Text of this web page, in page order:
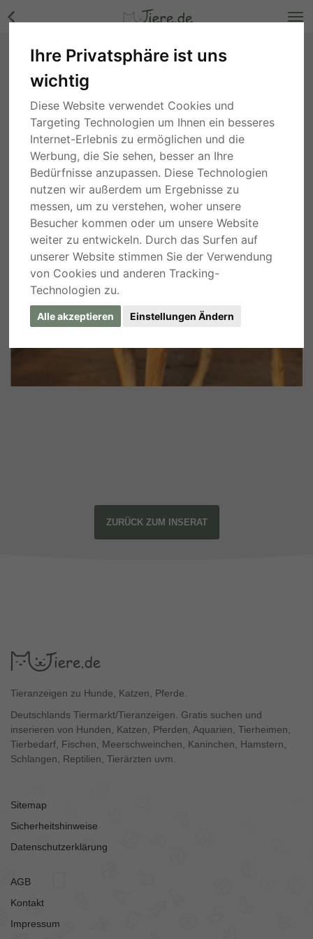
Ihre Privatsphäre ist uns
wichtig
Diese Website verwendet Cookies und
Targeting Technologien um Ihnen ein besseres
Internet-Erlebnis zu ermöglichen und die
Werbung, die Sie sehen, besser an Ihre
Bedürfnisse anzupassen. Diese Technologien
nutzen wir außerdem um Ergebnisse zu
messen, um zu verstehen, woher unsere
Besucher kommen oder um unsere Website
weiter zu entwickeln. Durch das Surfen auf
unserer Website stimmen Sie der Verwendung
von Cookies und anderen Tracking-
Technologien zu.
Alle akzeptieren Einstellungen Ändern
TRICK, Podenco-Windhund - Rüde Bilder
Rheinland-Pfalz, vor 1 Jahr
ZURÜCK ZUM INSERAT
Tieranzeigen zu Hunde, Katzen, Pferde.
Deutschlands Tiermarkt/Tieranzeigen. Gratis suchen und
inserieren von Hunden, Katzen, Pferden, Aquarien, Tierheimen,
Tierbedarf, Fischen, Meerschweinchen, Kaninchen, Hamstern,
Schlangen, Reptilien, Tierärzten uvm.
Sitemap
Sicherheitshinweise
Datenschutzerklärung
AGB
Kontakt
Impressum